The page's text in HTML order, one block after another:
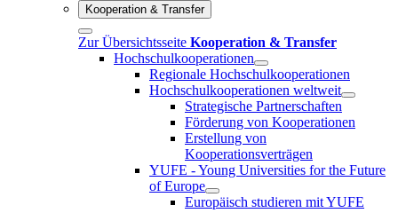
Kooperation & Transfer
Zur Übersichtsseite Kooperation & Transfer
Hochschulkooperationen
Regionale Hochschulkooperationen
Hochschulkooperationen weltweit
Strategische Partnerschaften
Förderung von Kooperationen
Erstellung von
Kooperationsverträgen
YUFE - Young Universities for the Future
of Europe
Europäisch studieren mit YUFE